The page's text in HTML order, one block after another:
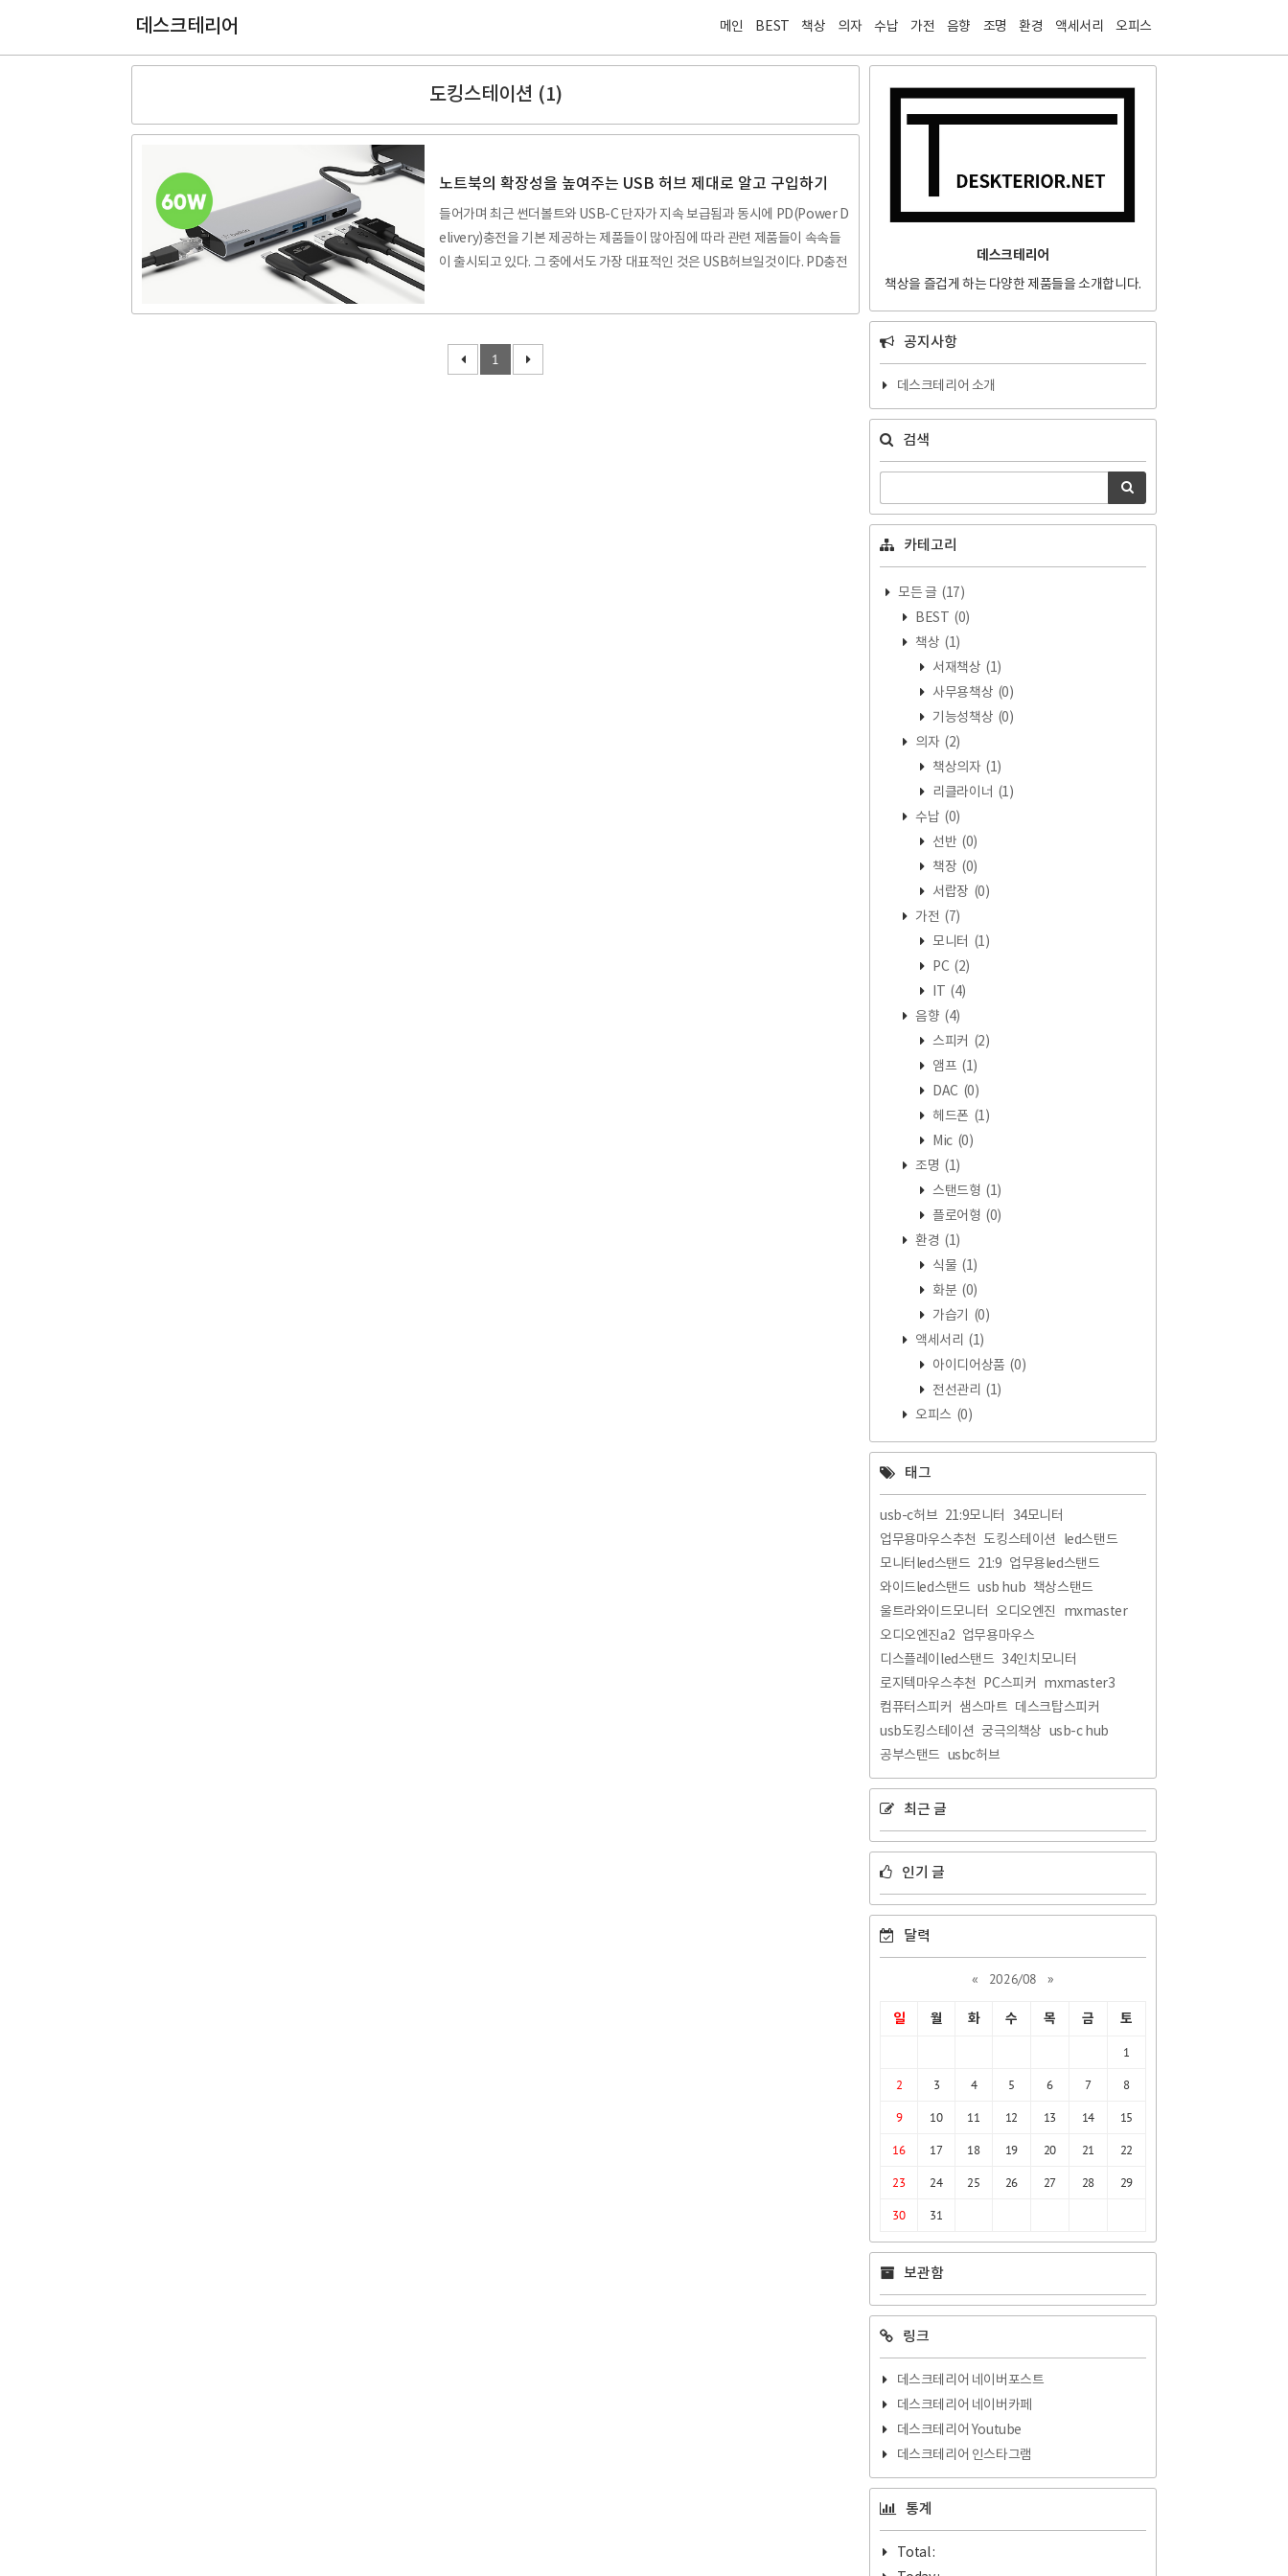
데스크테리어 메인 BEST 책상 의자 수납 가전 음향 조명 환경 액세서리 오피스
도킹스테이션 (1)
노트북의 확장성을 높여주는 USB 허브 제대로 알고 구입하기
들어가며 최근 썬더볼트와 USB-C 단자가 지속 보급됨과 동시에 PD(Power D
elivery)충전을 기본 제공하는 제품들이 많아짐에 따라 관련 제품들이 속속들
이 출시되고 있다. 그 중에서도 가장 대표적인 것은 USB허브일것이다. PD충전
다양한 기능을 허브에 심는것이 가능해진 것이다. USB허브를 구입해야겠다고
된 DEX시스템을 사용하기 위해서이고, 둘째는 썬더볼트만 지원하는 맥북이나
1
데스크테리어
책상을 즐겁게 하는 다양한 제품들을 소개합니다.
공지사항
데스크테리어 소개
검색
카테고리
모든 글 (17)
BEST
(0)
책상 (1)
서재책상 (1)
사무용책상 (0)
기능성책상 (0)
의자 (2)
책상의자 (1)
리클라이너 (1)
수납 (0)
선반 (0)
책장 (0)
서랍장 (0)
가전 (7)
모니터 (1)
PC (2)
IT
(4)
음향 (4)
스피커 (2)
앰프 (1)
DAC (0)
헤드폰 (1)
Mic (0)
조명 (1)
스탠드형 (1)
플로어형 (0)
환경 (1)
식물 (1)
화분 (0)
가습기
(0)
액세서리 (1)
아이디어상품 (0)
전선관리 (1)
오피스 (0)
태그
usb-c허브 21:9모니터
34모니터
업무용마우스추천 도킹스테이션
led스탠드
모니터led스탠드 21:9 업무용led스탠드
와이드led스탠드 usb hub 책상스탠드
울트라와이드모니터
오디오엔진
mxmaster
오디오엔진a2 업무용마우스
디스플레이led스탠드 34인치모니터
로지텍마우스추천 PC스피커
mxmaster3
컴퓨터스피커
샘스마트 데스크탑스피커
usb도킹스테이션 궁극의책상 usb-c hub
공부스탠드 usbc허브
최근 글
인기 글
달력
« 2026/08 »
일 월 화 수 목 금 토
1
2
3 4 5 6 7
8
9
10 11 12 13 14
15
16
17 18 19 20 21
22
23
24 25 26 27 28
29
30
31
보관함
링크
데스크테리어 네이버포스트
데스크테리어 네이버카페
데스크테리어 Youtube
데스크테리어 인스타그램
통계
Total :